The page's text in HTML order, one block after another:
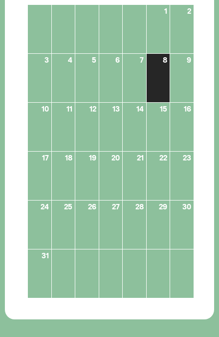
1 2
3 4 5 6 7 8 9
10 11 12 13 14 15 16
17 18 19 20 21 22 23
24 25 26 27 28 29 30
31